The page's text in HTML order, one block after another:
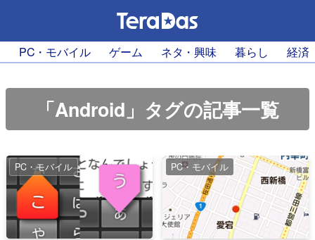
PC・モバイル ゲーム ネタ・興味 暮らし 経済
「Android」タグの記事一覧
PC・モバイル PC・モバイル